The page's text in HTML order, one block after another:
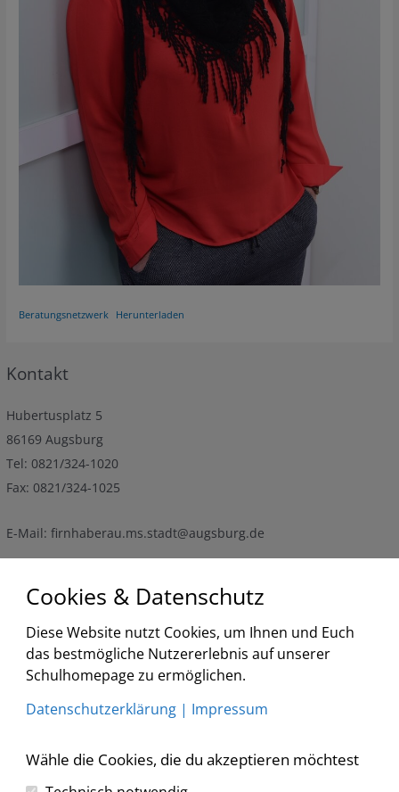
Kontakt
Hubertusplatz 5
86169 Augsburg
Tel: 0821/324-1020
Fax: 0821/324-1025
E-Mail: firnhaberau.ms.stadt@augsburg.de
Termine
< <2026>
August
>
Beratungsnetzwerk Herunterladen
Cookies & Datenschutz
Diese Website nutzt Cookies, um Ihnen und Euch
das bestmögliche Nutzererlebnis auf unserer
Schulhomepage zu ermöglichen.
Datenschutzerklärung | Impressum
Wähle die Cookies, die du akzeptieren möchtest